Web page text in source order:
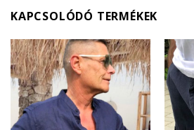
KAPCSOLÓDÓ TERMÉKEK